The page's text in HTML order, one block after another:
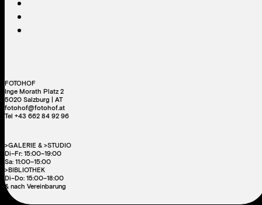
FOTOHOF
Inge Morath Platz 2
5020 Salzburg | AT
fotohof@fotohof.at
Tel +43 662 84 92 96
>GALERIE & >STUDIO
Di–Fr: 15:00–19:00
Sa: 11:00–15:00
>BIBLIOTHEK
Di–Do: 15:00–18:00
& nach Vereinbarung